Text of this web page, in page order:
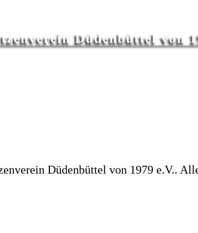
Düdenbüttel von
Düdenbüttel von 1979 e.V..